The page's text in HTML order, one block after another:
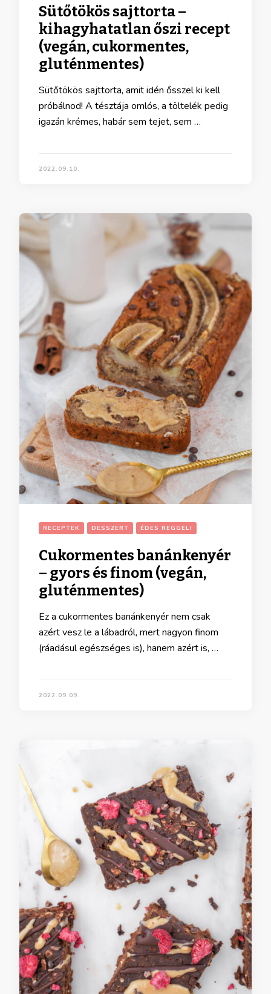
Sütőtökös sajttorta –
kihagyhatatlan őszi recept
(vegán, cukormentes,
gluténmentes)
Sütőtökös sajttorta, amit idén ősszel ki kell
próbálnod! A tésztája omlós, a töltelék pedig
igazán krémes, habár sem tejet, sem …
2022.09.10.
RECEPTEK DESSZERT ÉDES REGGELI
Cukormentes banánkenyér
– gyors és finom (vegán,
gluténmentes)
Ez a cukormentes banánkenyér nem csak
azért vesz le a lábadról, mert nagyon finom
(ráadásul egészséges is), hanem azért is, …
2022.09.09.